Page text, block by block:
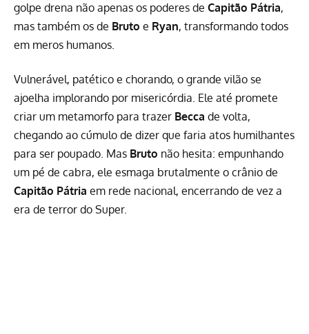
golpe drena não apenas os poderes de Capitão Pátria,
mas também os de Bruto e Ryan, transformando todos
em meros humanos.
Vulnerável, patético e chorando, o grande vilão se
ajoelha implorando por misericórdia. Ele até promete
criar um metamorfo para trazer Becca de volta,
chegando ao cúmulo de dizer que faria atos humilhantes
para ser poupado. Mas Bruto não hesita: empunhando
um pé de cabra, ele esmaga brutalmente o crânio de
Capitão Pátria em rede nacional, encerrando de vez a
era de terror do Super.